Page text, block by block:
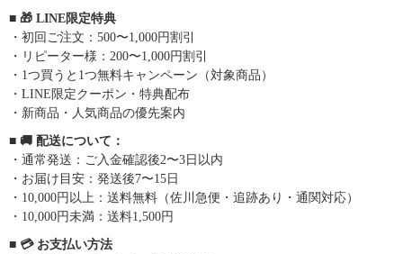
■ 🎁 LINE限定特典
・初回ご注文：500〜1,000円割引
・リピーター様：200〜1,000円割引
・1つ買うと1つ無料キャンペーン（対象商品）
・LINE限定クーポン・特典配布
・新商品・人気商品の優先案内
■ 🚚 配送について：
・通常発送：ご入金確認後2〜3日以内
・お届け目安：発送後7〜15日
・10,000円以上：送料無料（佐川急便・追跡あり・通関対応）
・10,000円未満：送料1,500円
■ 💳 お支払い方法